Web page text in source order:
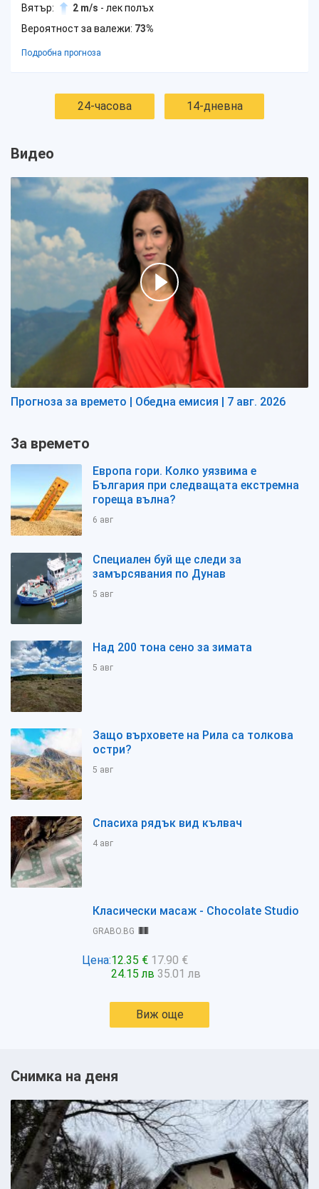
Вятър: 2 m/s - лек полъх
Вероятност за валежи: 73%
Подробна прогноза
24-часова 14-дневна
Видео
Прогноза за времето | Обедна емисия | 7 авг. 2026
За времето
Европа гори. Колко уязвима е
България при следващата екстремна
гореща вълна?
6 авг
Специален буй ще следи за
замърсявания по Дунав
5 авг
Над 200 тона сено за зимата
5 авг
Защо върховете на Рила са толкова
остри?
5 авг
Спасиха рядък вид кълвач
4 авг
Класически масаж - Chocolate Studio
GRABO.BG
Цена:12.35 € 17.90 €
24.15 лв 35.01 лв
Виж още
Снимка на деня